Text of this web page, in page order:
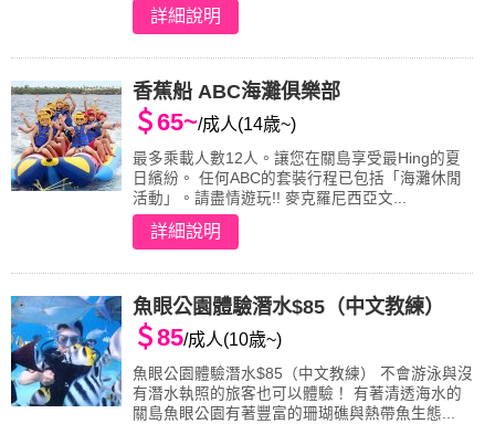
詳細說明
香蕉船 ABC海灘俱樂部
＄65~/成人(14歳~)
最多乘載人數12人。讓您在關島享受最Hing的夏
日繽紛。 任何ABC的套裝行程已包括「海灘休閒
活動」。請盡情遊玩!! 麥克羅尼西亞文...
詳細說明
魚眼公園體驗潛水$85（中文教練）
＄85/成人(10歳~)
魚眼公園體驗潛水$85（中文教練） 不會游泳與沒
有潛水執照的旅客也可以體驗！ 有著清透海水的
關島魚眼公園有著豐富的珊瑚礁與熱帶魚生態...